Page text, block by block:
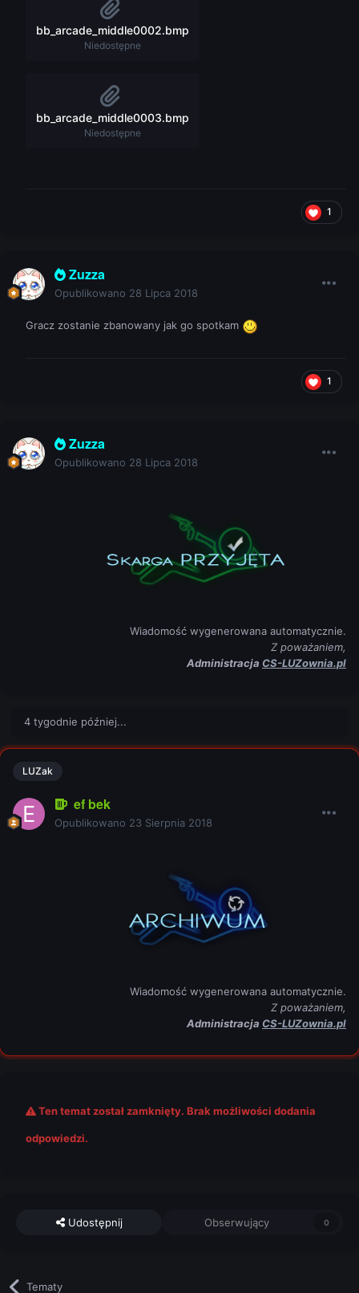
bb_arcade_middle0002.bmp
Niedostępne
bb_arcade_middle0003.bmp
Niedostępne
1
Zuzza
Opublikowano 28 Lipca 2018
Gracz zostanie zbanowany jak go spotkam
1
Zuzza
Opublikowano 28 Lipca 2018
Wiadomość wygenerowana automatycznie.
Z poważaniem,
Administracja CS-LUZownia.pl
4 tygodnie później...
LUZak
ef bek
Opublikowano 23 Sierpnia 2018
Wiadomość wygenerowana automatycznie.
Z poważaniem,
Administracja CS-LUZownia.pl
Ten temat został zamknięty. Brak możliwości dodania
odpowiedzi.
Udostępnij Obserwujący 0
Tematy